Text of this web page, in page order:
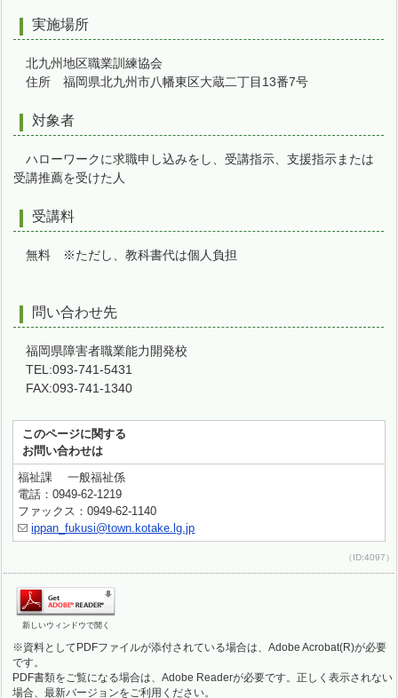
実施場所
北九州地区職業訓練協会
住所 福岡県北九州市八幡東区大蔵二丁目13番7号
対象者
ハローワークに求職申し込みをし、受講指示、支援指示または
受講推薦を受けた人
受講料
無料 ※ただし、教科書代は個人負担
問い合わせ先
福岡県障害者職業能力開発校
TEL:093-741-5431
FAX:093-741-1340
このページに関する
お問い合わせは
福祉課 一般福祉係
電話：0949-62-1219
ファックス：0949-62-1140
ippan_fukusi@town.kotake.lg.jp
（ID:4097）
新しいウィンドウで開く
※資料としてPDFファイルが添付されている場合は、Adobe Acrobat(R)が必要
です。
PDF書類をご覧になる場合は、Adobe Readerが必要です。正しく表示されない
場合、最新バージョンをご利用ください。